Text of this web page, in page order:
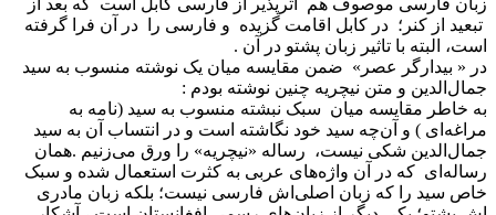
زبان فارسی موصوف هم اثرپذیر از فارسی کابل است که بعد از
تبعید از کنر؛ در کابل اقامت گزیده و فارسی را در آن فرا گرفته
است، البته با تاثیر زبان پشتو در آن .
در « بیدارگر عصر» ضمن مقایسه میان یک نوشته منسوب به سید
جمال‌الدین و متن نیچریه چنین نوشته بودم :
به خاطر مقایسه میان سبک نبشته منسوب به سید (نامه به
مراغه‌ای ) و آن‌چه سید خود نگاشته است و در انتساب آن به سید
جمال‌الدین شکی نیست، رساله «نیچریه» را ورق می‌زنیم .همان
رساله‌ای که در آن واژه‌های عربی به کثرت استعمال شده و سبک
خاص سید را که زبان اصلی‌اش فارسی نیست؛ بلکه زبان مادری